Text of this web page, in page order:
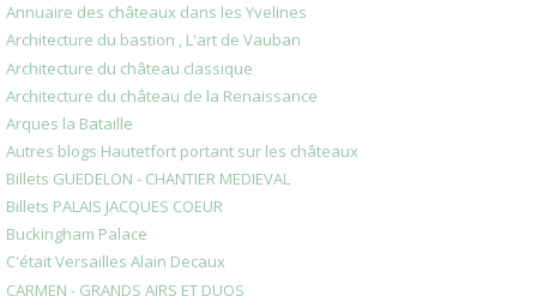
Annuaire des châteaux dans les Yvelines
Architecture du bastion , L'art de Vauban
Architecture du château classique
Architecture du château de la Renaissance
Arques la Bataille
Autres blogs Hautetfort portant sur les châteaux
Billets GUEDELON - CHANTIER MEDIEVAL
Billets PALAIS JACQUES COEUR
Buckingham Palace
C'était Versailles Alain Decaux
CARMEN - GRANDS AIRS ET DUOS